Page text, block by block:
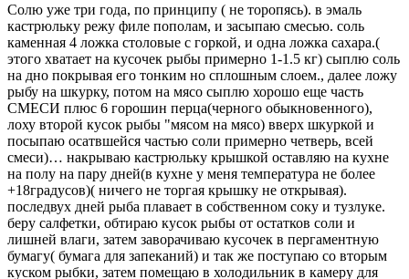
Солю уже три года, по принципу ( не торопясь). в эмаль
кастрюльку режу филе пополам, и засыпаю смесью. соль
каменная 4 ложка столовые с горкой, и одна ложка сахара.(
этого хватает на кусочек рыбы примерно 1-1.5 кг) сыплю соль
на дно покрывая его тонким но сплошным слоем., далее ложу
рыбу на шкурку, потом на мясо сыплю хорошо еще часть
СМЕСИ плюс 6 горошин перца(черного обыкновенного),
лоху второй кусок рыбы "мясом на мясо) вверх шкуркой и
посыпаю осатвшейся частью соли примерно четверь, всей
смеси)… накрываю кастрюльку крышкой оставляю на кухне
на полу на пару дней(в кухне у меня температура не более
+18градусов)( ничего не торгая крышку не открывая).
последвух дней рыба плавает в собственном соку и тузлуке.
беру салфетки, обтираю кусок рыбы от остатков соли и
лишней влаги, затем заворачиваю кусочек в пергаментную
бумагу( бумага для запеканий) и так же поступаю со вторым
куском рыбки, затем помещаю в холодильник в камеру для